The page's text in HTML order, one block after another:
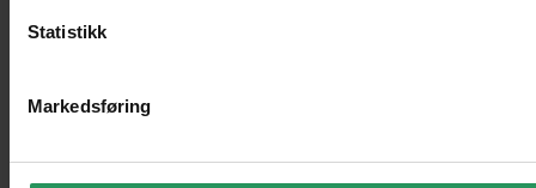
Statistikk
Markedsføring